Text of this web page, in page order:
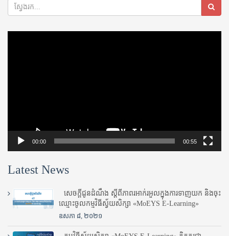
00:00 00:55
Latest News
សេចក្តីជូនដំណឹង ស្តី​ពីភាព​រអាក់រអួល​ក្នុងការ​ទាញ​យក និង​ចុះ​
ឈ្មោះ​ចូល​កម្មវិធី​ស្វ័យសិក្សា «MoEYS E-Learning»
ឧសភា ៨, ២០២១